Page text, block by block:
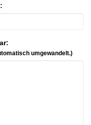
:
umgewandelt.)